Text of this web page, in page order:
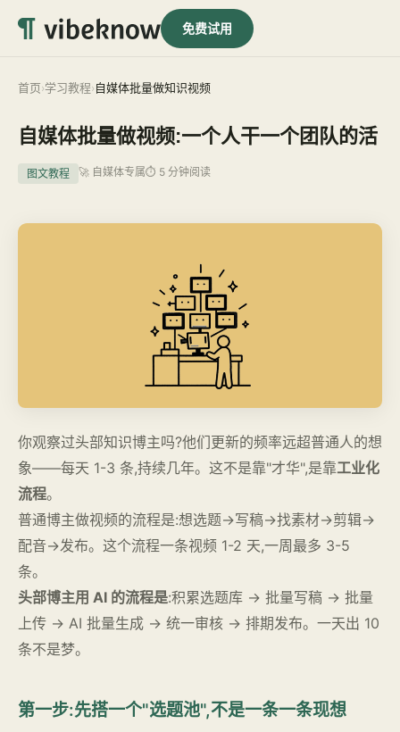
免费试用
首页›学习教程› 自媒体批量做知识视频
自媒体批量做视频:一个人干一个团队的活
图文教程 🚀 自媒体专属⏱ 5 分钟阅读
你观察过头部知识博主吗?他们更新的频率远超普通人的想
象——每天 1-3 条,持续几年。这不是靠"才华",是靠工业化
流程。
普通博主做视频的流程是:想选题→写稿→找素材→剪辑→
配音→发布。这个流程一条视频 1-2 天,一周最多 3-5
条。
头部博主用 AI 的流程是:积累选题库 → 批量写稿 → 批量
上传 → AI 批量生成 → 统一审核 → 排期发布。一天出 10
条不是梦。
第一步:先搭一个"选题池",不是一条一条现想